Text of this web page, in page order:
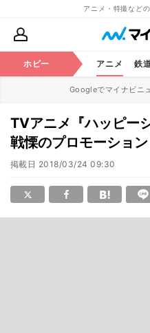
アニメ・特撮など
ホビー アニメ 鉄
Googleでマイナビニ
TVアニメ『ハッピー
戦慄のプロモーショ
掲載日 2018/03/24 09:30